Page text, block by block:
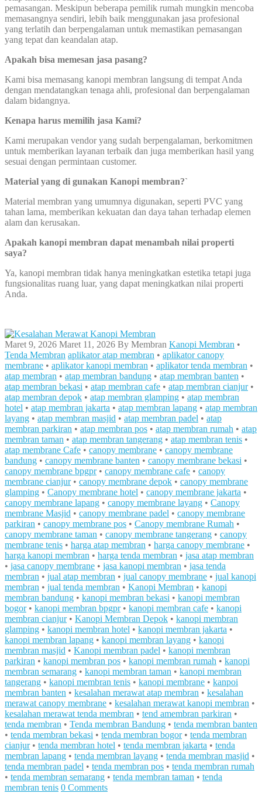
pemasangan. Meskipun beberapa pemilik rumah mungkin mencoba
memasangnya sendiri, lebih baik menggunakan jasa profesional
yang terlatih dan berpengalaman untuk memastikan pemasangan
yang tepat dan keandalan atap.
Apakah bisa memesan jasa pasang?
Kami bisa memasang kanopi membran langsung di tempat Anda
dengan mendatangkan tenaga ahli, profesional dan berpengalaman
dalam bidangnya.
Kenapa harus memilih jasa Kami?
Kami merupakan vendor yang sudah berpengalaman, berkomitmen
untuk memberikan layanan terbaik dan juga memberikan hasil yang
sesuai dengan permintaan customer.
Material yang di gunakan Kanopi membran?`
Material membran yang umumnya digunakan, seperti PVC yang
tahan lama, memberikan kekuatan dan daya tahan terhadap elemen
alam dan kerusakan.
Apakah kanopi membran dapat menambah nilai properti
saya?
Ya, kanopi membran tidak hanya meningkatkan estetika tetapi juga
fungsionalitas ruang luar, yang dapat meningkatkan nilai properti
Anda.
Maret 9, 2026 Maret 11, 2026 By Membran Kanopi Membran •
Tenda Membran aplikator atap membran • aplikator canopy
membrane • aplikator kanopi membran • aplikator tenda membran •
atap membran • atap membran bandung • atap membran banten •
atap membran bekasi • atap membran cafe • atap membran cianjur•
atap membran depok • atap membran glamping • atap membran
hotel • atap membran jakarta • atap membran lapang • atap membran
layang • atap membran masjid • atap membran padel • atap
membran parkiran • atap membran pos • atap membran rumah • atap
membran taman • atap membran tangerang • atap membran tenis •
atap membrane Cafe • canopy membrane • canopy membrane
bandung • canopy membrane banten • canopy membrane bekasi •
canopy membrane bpgpr• canopy membrane cafe • canopy
membrane cianjur• canopy membrane depok • canopy membrane
glamping • Canopy membrane hotel • canopy membrane jakarta •
canopy membrane lapang • canopy membrane layang • Canopy
membrane Masjid • canopy membrane padel • canopy membrane
parkiran • canopy membrane pos • Canopy membrane Rumah •
canopy membrane taman • canopy membrane tangerang • canopy
membrane tenis • harga atap membran • harga canopy membrane •
harga kanopi membran • harga tenda membran • jasa atap membran
• jasa canopy membrane • jasa kanopi membran • jasa tenda
membran • jual atap membran • jual canopy membrane • jual kanopi
membran • jual tenda membran • Kanopi Membran • kanopi
membran bandung • kanopi membran bekasi • kanopi membran
bogor• kanopi membran bpgpr• kanopi membran cafe • kanopi
membran cianjur• Kanopi Membran Depok • kanopi membran
glamping • kanopi membran hotel • kanopi membran jakarta •
kanopi membran lapang • kanopi membran layang • kanopi
membran masjid • Kanopi membran padel • kanopi membran
parkiran • kanopi membran pos • kanopi membran rumah • kanopi
membran semarang • kanopi membran taman • kanopi membran
tangerang • kanopi membran tenis • kanopi membrane • kanpoi
membran banten • kesalahan merawat atap membran • kesalahan
merawat canopy membrane • kesalahan merawat kanopi membran •
kesalahan merawat tenda membran • tend amembran parkiran •
tenda membran • Tenda membran Bandung • tenda membran banten
• tenda membran bekasi • tenda membran bogor• tenda membran
cianjur• tenda membran hotel • tenda membran jakarta • tenda
membran lapang • tenda membran layang • tenda membran masjid •
tenda membran padel • tenda membran pos • tenda membran rumah
• tenda membran semarang • tenda membran taman • tenda
membran tenis 0 Comments